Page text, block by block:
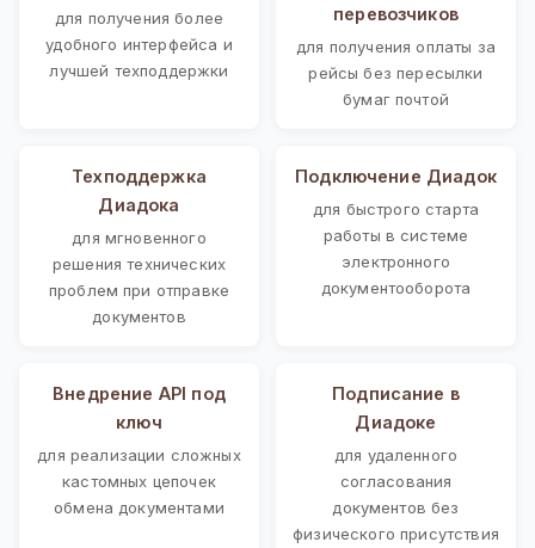
для получения более
удобного интерфейса и
лучшей техподдержки
перевозчиков
для получения оплаты за
рейсы без пересылки
бумаг почтой
Техподдержка
Диадока
для мгновенного
решения технических
проблем при отправке
документов
Подключение Диадок
для быстрого старта
работы в системе
электронного
документооборота
Внедрение API под
ключ
для реализации сложных
кастомных цепочек
обмена документами
Подписание в
Диадоке
для удаленного
согласования
документов без
физического присутствия